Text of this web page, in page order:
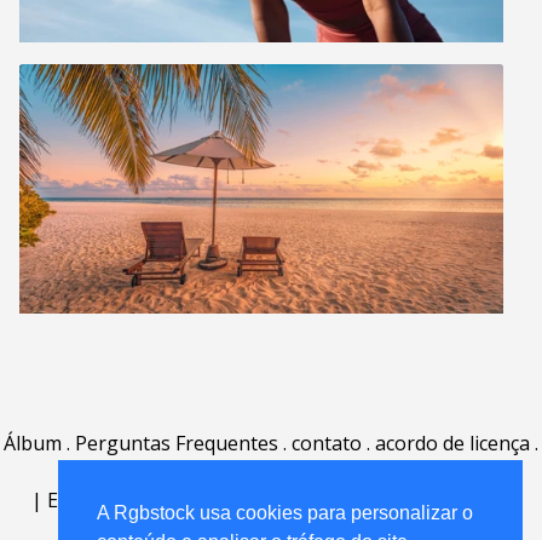
A Rgbstock usa cookies para personalizar o
Álbum . Perguntas Frequentes . contato . acordo de licença .
| English | Deutsch Español Português
Nederlands|